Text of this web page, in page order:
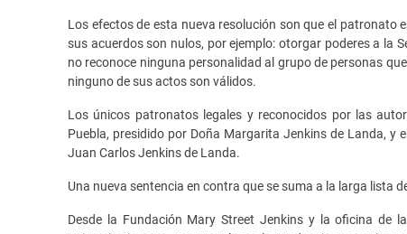
Los efectos de esta nueva resolución son que el
sus acuerdos son nulos, por ejemplo: otorgar poderes a la
no reconoce ninguna personalidad al grupo de personas
ninguno de sus actos son válidos.
Los únicos patronatos legales y reconocidos por las
Puebla, presidido por Doña Margarita Jenkins de Landa, y
Juan Carlos Jenkins de Landa.
Una nueva sentencia en contra que se suma a la larga lista
Desde la Fundación Mary Street Jenkins y la oficina de